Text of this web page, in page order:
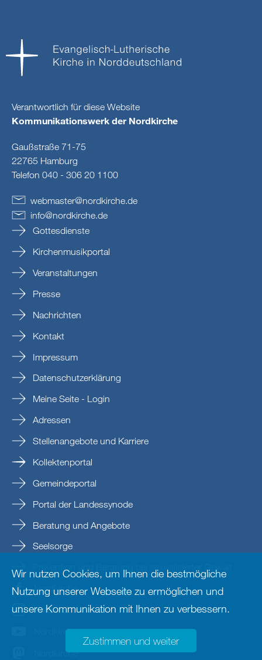
Verantwortlich für diese Website
Kommunikationswerk der Nordkirche
Gaußstraße 71-75
22765 Hamburg
Telefon 040 - 306 20 1100
webmaster@nordkirche de
info@nordkirche.de
Gottesdienste
Kirchenmusikportal
Veranstaltungen
Presse
Nachrichten
Kontakt
Impressum
Datenschutzerklärung
Meine Seite - Login
Adressen
Stellenangebote und Karriere
Kollektenportal
Gemeindeportal
Portal der Landessynode
Beratung und Angebote
Seelsorge
Nordkirche
nordkirche
Nordkirche
Nordkirche
Wir nutzen Cookies, um Ihnen die bestmögliche
Nutzung unserer Webseite zu ermöglichen und
unsere Kommunikation mit Ihnen zu verbessern.
Zustimmen und weiter